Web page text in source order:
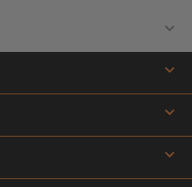



